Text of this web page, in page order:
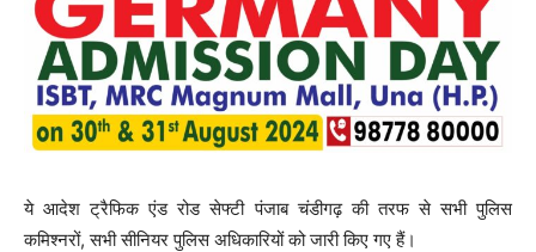
ये आदेश ट्रैफिक एंड रोड सेफ्टी पंजाब चंडीगढ़ की तरफ से सभी पुलिस
कमिश्नरों, सभी सीनियर पुलिस अधिकारियों को जारी किए गए हैं।